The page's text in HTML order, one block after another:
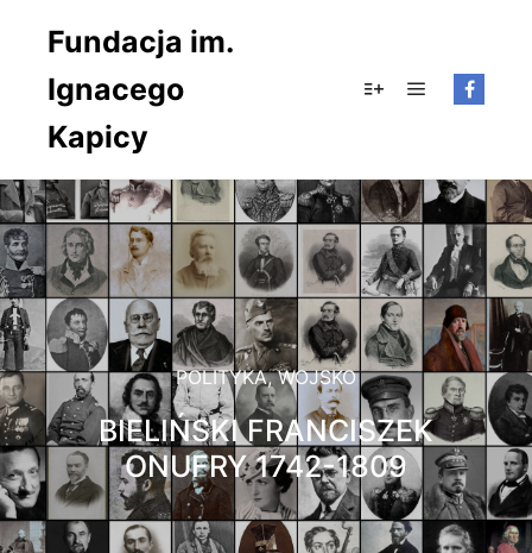
Fundacja im.
Ignacego
Kapicy
POLITYKA,WOJSKO
BIELIŃSKI FRANCISZEK
ONUFRY 1742-1809